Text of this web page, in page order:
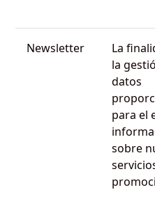
Newsletter
La
la
datos
para el
sobre